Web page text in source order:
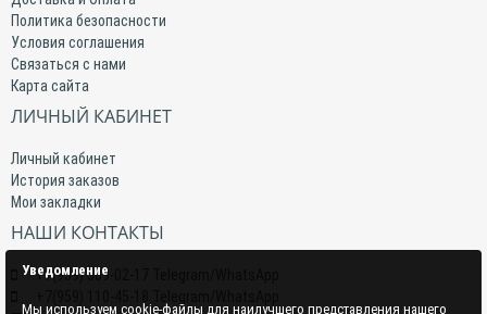
Политика безопасности
Условия соглашения
Связаться с нами
Карта сайта
ЛИЧНЫЙ КАБИНЕТ
Личный кабинет
История заказов
Мои закладки
НАШИ КОНТАКТЫ
+7(959) 509-02-17 Telegram/WhatsApp
Уведомление
Мы используем cookie-файлы для наилучшего представления нашего